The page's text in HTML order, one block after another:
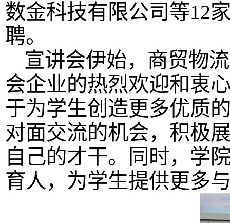
数金科技有限公司等12
聘。
宣讲会伊始，商贸物
会企业的热烈欢迎和衷
于为学生创造更多优质
对面交流的机会，积极
自己的才干。同时，学
育人，为学生提供更多